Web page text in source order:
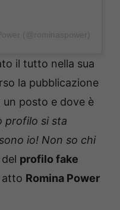
il tutto nella sua
la pubblicazione
posto e dove è
profilo si sta
io! Non so chi
profilo fake
atto Romina Power